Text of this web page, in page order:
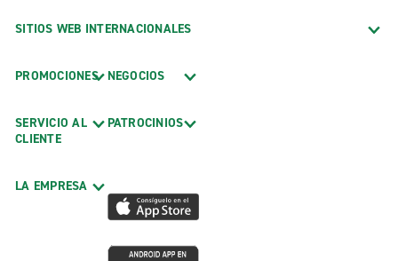
SITIOS WEB INTERNACIONALES
PROMOCIONES
SERVICIO AL
CLIENTE
LA EMPRESA
NEGOCIOS
PATROCINIOS